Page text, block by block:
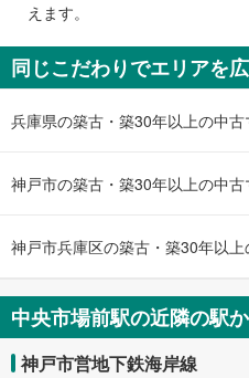
知
を
け
・
件
マ
イ
ペ
ー
えます。
同じこだわりでエリアを
兵庫県の築古・築30年以上の中古
神戸市の築古・築30年以上の中古
神戸市兵庫区の築古・築30年以
中央市場前駅の近隣の駅
神戸市営地下鉄海岸線